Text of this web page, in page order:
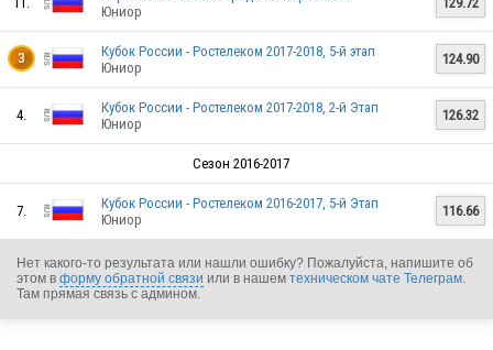
Юниор
3
Кубок России - Ростелеком 2017-2018, 5-й этап
Юниор
124.90
4.
Кубок России - Ростелеком 2017-2018, 2-й Этап
Юниор
126.32
Сезон 2016-2017
7.
Кубок России - Ростелеком 2016-2017, 5-й Этап
Юниор
116.66
Нет какого-то результата или нашли ошибку? Пожалуйста, напишите об
этом в форму обратной связи или в нашем техническом чате Телеграм
Там прямая связь с админом.